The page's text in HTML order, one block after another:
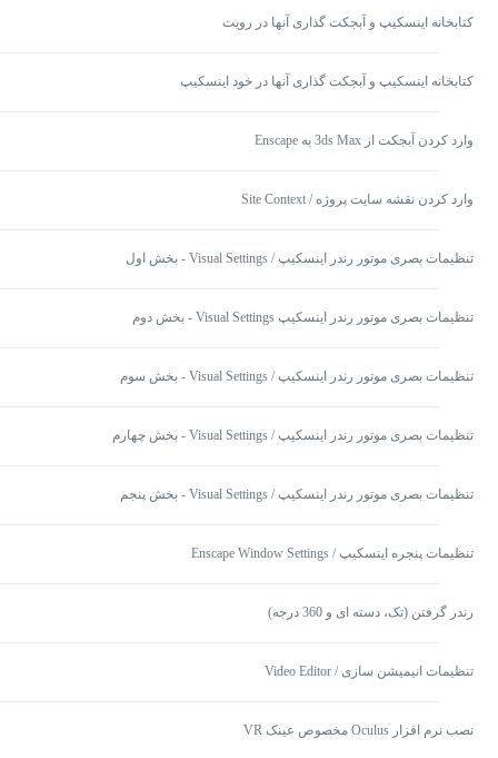
کتابخانه اینسکیپ و آبجکت گذاری آنها در رویت
کتابخانه اینسکیپ و آبجکت گذاری آنها در خود اینسکیپ
وارد کردن آبجکت از 3ds Max به Enscape
وارد کردن نقشه سایت پروژه / Site Context
تنظیمات بصری موتور رندر اینسکیپ / Visual Settings - بخش اول
تنظیمات بصری موتور رندر اینسکیپ Visual Settings - بخش دوم
تنظیمات بصری موتور رندر اینسکیپ / Visual Settings - بخش سوم
تنظیمات بصری موتور رندر اینسکیپ / Visual Settings - بخش چهارم
تنظیمات بصری موتور رندر اینسکیپ / Visual Settings - بخش پنجم
تنظیمات پنجره اینسکیپ / Enscape Window Settings
رندر گرفتن (تک، دسته ای و 360 درجه)
تنظیمات انیمیشن سازی / Video Editor
نصب نرم افزار Oculus مخصوص عینک VR